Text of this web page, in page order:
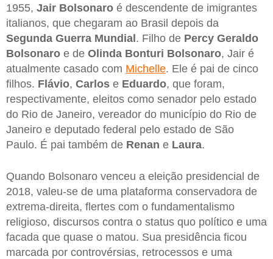
1955, Jair Bolsonaro é descendente de imigrantes
italianos, que chegaram ao Brasil depois da
Segunda Guerra Mundial . Filho de Percy Geraldo
Bolsonaro e de Olinda Bonturi Bolsonaro, Jair é
atualmente casado com Michelle. Ele é pai de cinco
filhos. Flávio, Carlos e Eduardo, que foram,
respectivamente, eleitos como senador pelo estado
do Rio de Janeiro, vereador do município do Rio de
Janeiro e deputado federal pelo estado de São
Paulo. É pai também de Renan e Laura.
Quando Bolsonaro venceu a eleição presidencial de
2018, valeu-se de uma plataforma conservadora de
extrema-direita, flertes com o fundamentalismo
religioso, discursos contra o status quo político e uma
facada que quase o matou. Sua presidência ficou
marcada por controvérsias, retrocessos e uma